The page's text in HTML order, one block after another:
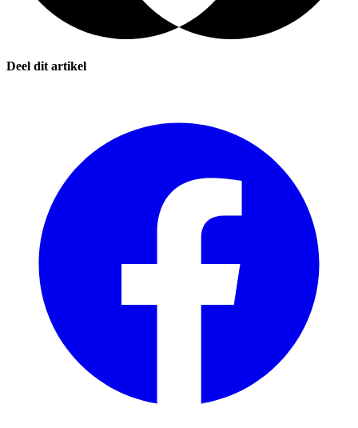
Deel dit artikel